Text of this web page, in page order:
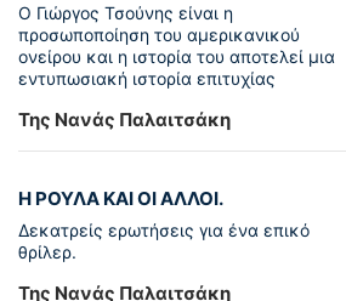
Ο Γιώργος Τσούνης είναι η
προσωποποίηση του αμερικανικού
ονείρου και η ιστορία του αποτελεί μια
εντυπωσιακή ιστορία επιτυχίας
Της Νανάς Παλαιτσάκη
Η ΡΟΥΛΑ ΚΑΙ ΟΙ ΑΛΛΟΙ.
Δεκατρείς ερωτήσεις για ένα επικό
θρίλερ.
Της Νανάς Παλαιτσάκη